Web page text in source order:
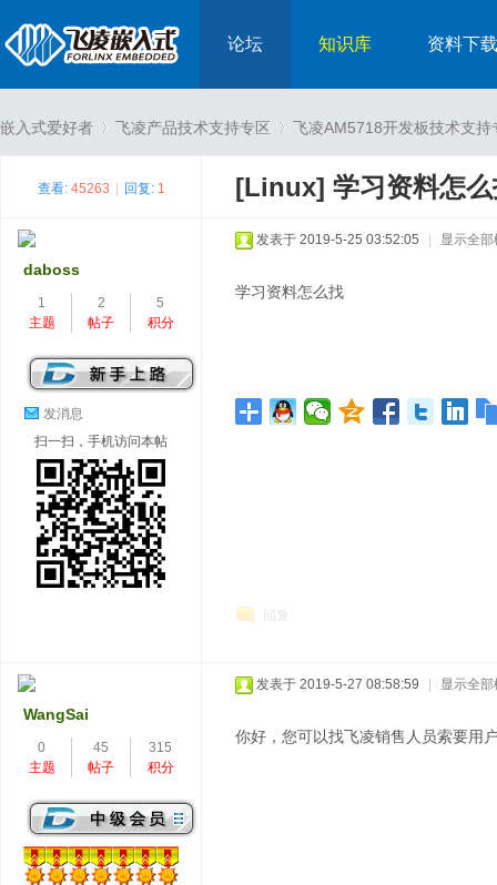
论坛 知识库 资料下载
嵌入式爱好者 飞凌产品技术支持专区 飞凌AM5718开发板技术支持
查看: 45263 回复: 1 [Linux] 学习资料怎
daboss
1
主题
2
帖子
5
积分
发消息
扫一扫，手机访问本帖
发表于 2019-5-25 03:52:05 显示全部
学习资料怎么找
回复
WangSai
0
主题
45
帖子
315
积分
发表于 2019-5-27 08:58:59 显示全部
你好，您可以找飞凌销售人员索要用